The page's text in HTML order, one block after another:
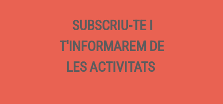
SUBSCRIU-TE I
T'INFORMAREM DE
LES ACTIVITATS